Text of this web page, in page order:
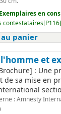
Exemplaires en
panier
et
: Une
de sa mise en
: Amnesty